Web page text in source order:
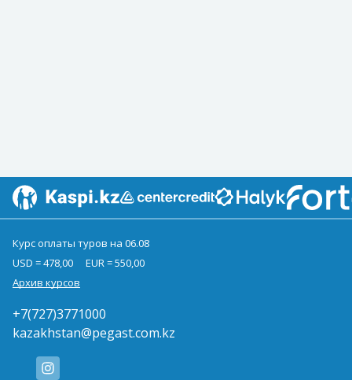
Курс оплаты туров на 06.08
USD = 478,00
EUR = 550,00
Архив курсов
+7(727)3771000
kazakhstan@pegast.com.kz